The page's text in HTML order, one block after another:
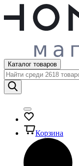
Каталог товаров
Корзина